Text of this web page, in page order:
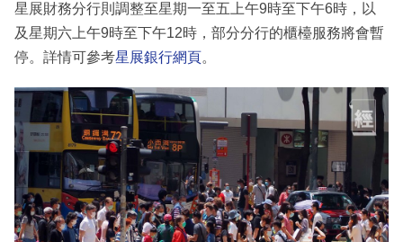
星展財務分行則調整至星期一至五上午9時至下午6時，以
及星期六上午9時至下午12時，部分分行的櫃檯服務將會暫
停。詳情可參考星展銀行網頁。